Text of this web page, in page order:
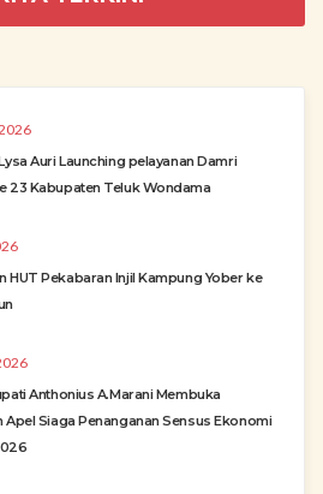
Auri Launching pelayanan Damri
23 Kabupaten Teluk Wondama
HUT Pekabaran Injil Kampung Yober ke
Anthonius A.Marani Membuka
Apel Siaga Penanganan Sensus Ekonomi